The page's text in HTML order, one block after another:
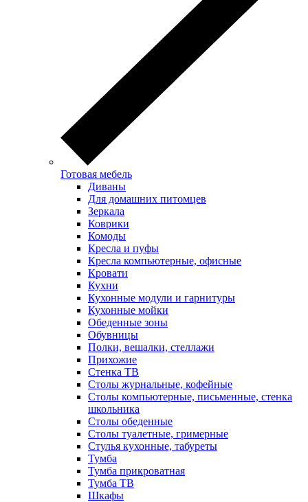
Готовая мебель
Диваны
Для домашних питомцев
Зеркала
Коврики
Комоды
Кресла и пуфы
Кресла компьютерные, офисные
Кровати
Кухни
Кухонные модули и гарнитуры
Кухонные мойки
Обеденные зоны
Обувницы
Полки, вешалки, стеллажи
Прихожие
Стенка ТВ
Столы журнальные, кофейные
Столы компьютерные, письменные, стенка
школьника
Столы обеденные
Столы туалетные, гримерные
Стулья кухонные, табуреты
Тумба
Тумба прикроватная
Тумба ТВ
Шкафы